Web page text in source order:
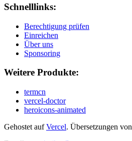
Schnelllinks:
Berechtigung prüfen
Einreichen
Über uns
Sponsoring
Weitere Produkte:
termcn
vercel-doctor
heroicons-animated
Gehostet auf Vercel. Übersetzungen von